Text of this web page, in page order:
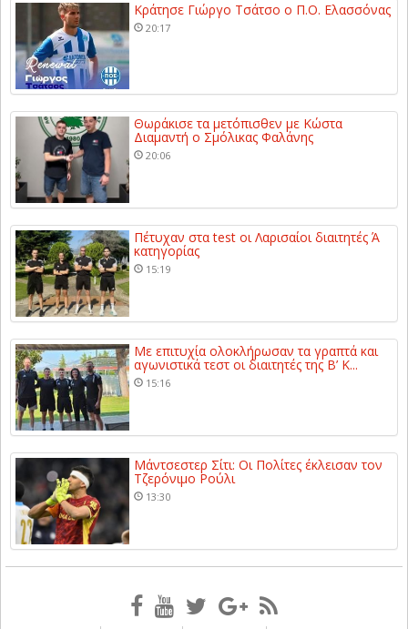
Κράτησε Γιώργο Τσάτσο ο Π.Ο. Ελασσόνας
20:17
Θωράκισε τα μετόπισθεν με Κώστα
Διαμαντή ο Σμόλικας Φαλάνης
20:06
Πέτυχαν στα test οι Λαρισαίοι διαιτητές Ά
κατηγορίας
15:19
Με επιτυχία ολοκλήρωσαν τα γραπτά και
αγωνιστικά τεστ οι διαιτητές της Β’ Κ...
15:16
Μάντσεστερ Σίτι: Οι Πολίτες έκλεισαν τον
Τζερόνιμο Ρούλι
13:30